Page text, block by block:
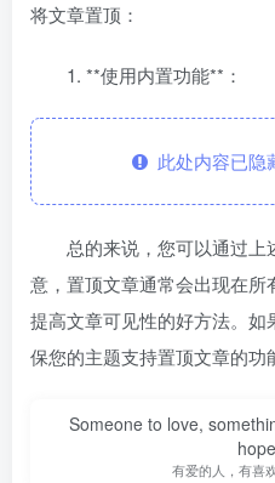
将文章置顶：
1. **使用内置功能**：
此处内容已隐
总的来说，您可以通过
意，置顶文章通常会出现在
提高文章可见性的好方法。
保您的主题支持置顶文章的功
Someone to love,
有爱的人，有喜